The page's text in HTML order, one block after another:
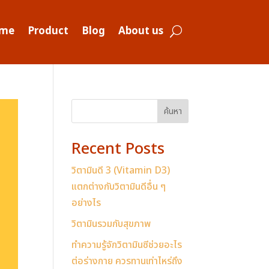
Product Blog About us
ค้นหา
Recent Posts
วิตามินดี 3 (Vitamin D3)
แตกต่างกับวิตามินดีอื่น ๆ
อย่างไร
วิตามินรวมกับสุขภาพ
ทำความรู้จักวิตามินซีช่วยอะไร
ต่อร่างกาย ควรทานเท่าไหร่ถึง